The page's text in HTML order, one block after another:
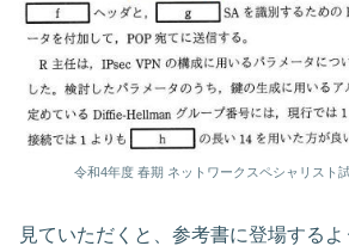
令和4年度 春期 ネットワークスペシャリスト
見ていただくと、参考書に登場する